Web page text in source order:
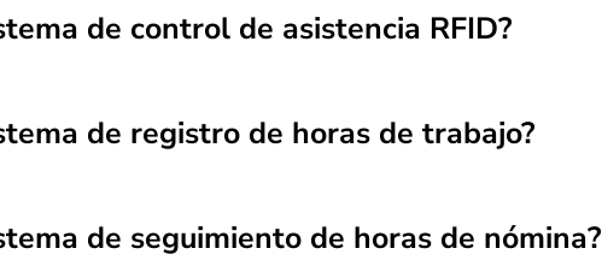
de control de asistencia RFID?
de registro de horas de trabajo?
de seguimiento de horas de nómina?